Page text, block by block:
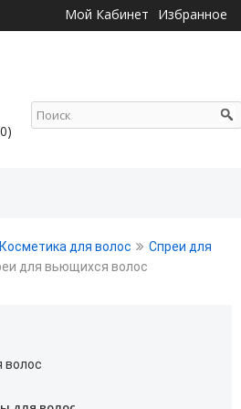
Мой Кабинет Избранное
для волос
Косметика для волос
Спреи для
для вьющихся волос
волос